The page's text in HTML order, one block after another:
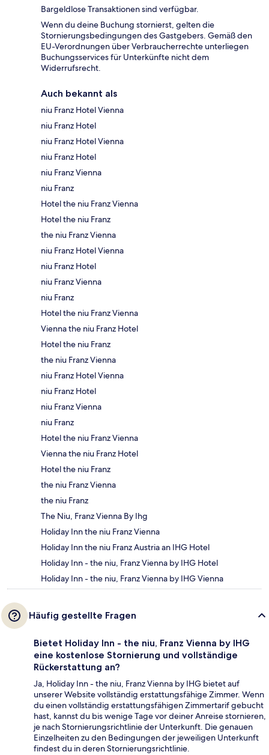
Bargeldlose Transaktionen sind verfügbar.
Wenn du deine Buchung stornierst, gelten die
Stornierungsbedingungen des Gastgebers. Gemäß den
EU-Verordnungen über Verbraucherrechte unterliegen
Buchungsservices für Unterkünfte nicht dem
Widerrufsrecht.
Auch bekannt als
niu Franz Hotel Vienna
niu Franz Hotel
niu Franz Hotel Vienna
niu Franz Hotel
niu Franz Vienna
niu Franz
Hotel the niu Franz Vienna
Hotel the niu Franz
the niu Franz Vienna
niu Franz Hotel Vienna
niu Franz Hotel
niu Franz Vienna
niu Franz
Hotel the niu Franz Vienna
Vienna the niu Franz Hotel
Hotel the niu Franz
the niu Franz Vienna
niu Franz Hotel Vienna
niu Franz Hotel
niu Franz Vienna
niu Franz
Hotel the niu Franz Vienna
Vienna the niu Franz Hotel
Hotel the niu Franz
the niu Franz Vienna
the niu Franz
The Niu, Franz Vienna By Ihg
Holiday Inn the niu Franz Vienna
Holiday Inn the niu Franz Austria an IHG Hotel
Holiday Inn - the niu, Franz Vienna by IHG Hotel
Holiday Inn - the niu, Franz Vienna by IHG Vienna
Häufig gestellte Fragen
Bietet Holiday Inn - the niu, Franz Vienna by IHG
eine kostenlose Stornierung und vollständige
Rückerstattung an?
Ja, Holiday Inn - the niu, Franz Vienna by IHG bietet auf
unserer Website vollständig erstattungsfähige Zimmer. Wenn
du einen vollständig erstattungsfähigen Zimmertarif gebucht
hast, kannst du bis wenige Tage vor deiner Anreise stornieren,
je nach Stornierungsrichtlinie der Unterkunft. Die genauen
Einzelheiten zu den Bedingungen der jeweiligen Unterkunft
findest du in deren Stornierungsrichtlinie.